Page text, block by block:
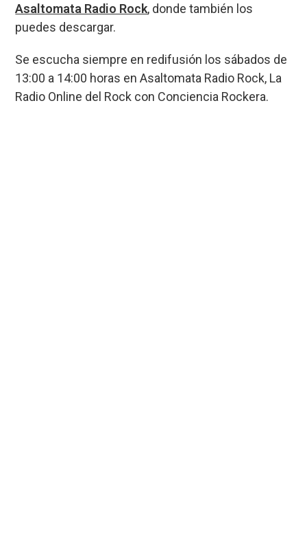
Asaltomata Radio Rock, donde también los
puedes descargar.
Se escucha siempre en redifusión los sábados de
13:00 a 14:00 horas en Asaltomata Radio Rock, La
Radio Online del Rock con Conciencia Rockera.